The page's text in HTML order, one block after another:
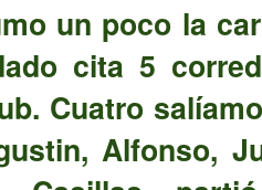
un poco la
cita 5
Cuatro
Alfonso,